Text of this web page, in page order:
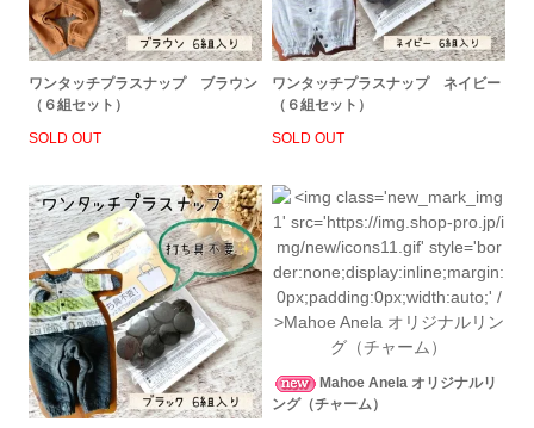
ワンタッチプラスナップ ブラウン
（６組セット）
SOLD OUT
ワンタッチプラスナップ ネイビー
（６組セット）
SOLD OUT
Mahoe Anela オリジナルリ
ング（チャーム）